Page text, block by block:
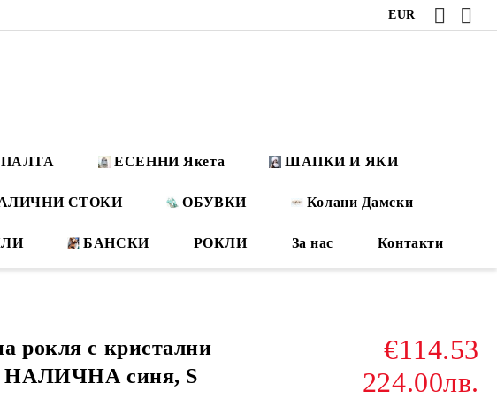
EUR
ЕСЕННИ Якета ШАПКИ И ЯКИ
СТОКИ ОБУВКИ Колани Дамски
БАНСКИ РОКЛИ За нас Контакти
рокля с кристални
НАЛИЧНА синя, S
€114.53
224.00лв.